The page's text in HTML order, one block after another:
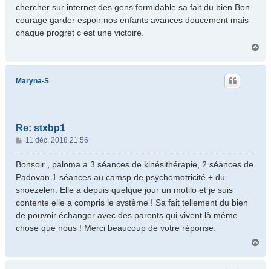
chercher sur internet des gens formidable sa fait du bien.Bon
courage garder espoir nos enfants avances doucement mais
chaque progret c est une victoire.
u
Maryna-S
Re: stxbp1
M
e
s
g
e
11 déc. 2018 21:56
Bonsoir , paloma a 3 séances de kinésithérapie, 2 séances de
Padovan 1 séances au camsp de psychomotricité + du
snoezelen. Elle a depuis quelque jour un motilo et je suis
contente elle a compris le système ! Sa fait tellement du bien
de pouvoir échanger avec des parents qui vivent là même
chose que nous ! Merci beaucoup de votre réponse.